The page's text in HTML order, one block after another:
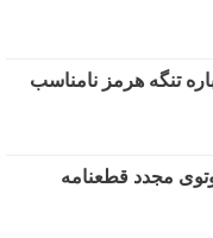
تنگه هرمز نامناسب
مجدد قطعنامه